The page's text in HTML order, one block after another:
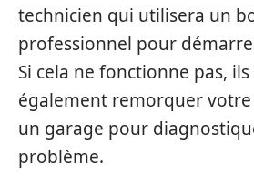
technicien qui utilisera un
professionnel pour
Si cela ne fonctionne pas,
également remorquer votre
un garage pour
problème.